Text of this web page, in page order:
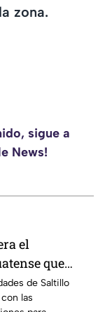
zona.
sigue a
News!
el
que
vid4 tras una
con un
de Saltillo
las